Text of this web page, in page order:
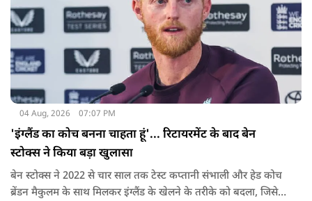
04 Aug, 2026 07:07 PM
'इंग्लैंड का कोच बनना चाहता हूं'... रिटायरमेंट के बाद बेन
स्टोक्स ने किया बड़ा खुलासा
बेन स्टोक्स ने 2022 से चार साल तक टेस्ट कप्तानी संभाली और हेड कोच
ब्रेंडन मैकुलम के साथ मिलकर इंग्लैंड के खेलने के तरीके को बदला, जिसे